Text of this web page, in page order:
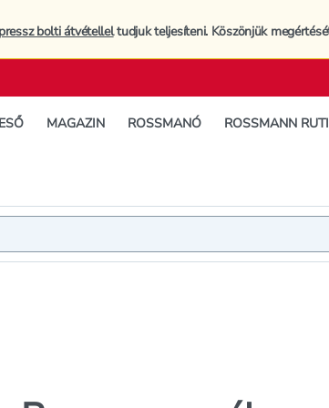
bolti átvételleltudjuk teljesíteni. Köszönjük
MAGAZIN ROSSMANÓ ROSSMANN